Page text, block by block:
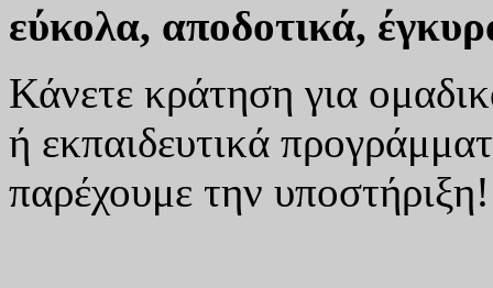
εύκολα, αποδοτικά,
Κάνετε κράτηση για
ή εκπαιδευτικά
παρέχουμε την υποστήριξη!